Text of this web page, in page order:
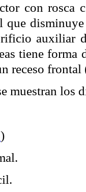
con rosca
que
auxiliar
tiene
receso frontal
muestran los
)